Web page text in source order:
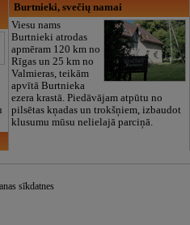
Burtnieki, svečių namai
Viesu nams
Burtnieki atrodas
apmēram 120 km no
Rīgas un 25 km no
Valmieras, teikām
apvītā Burtnieka
ezera krastā. Piedāvājam atpūtu no
pilsētas kņadas un trokšņiem, izbaudot
klusumu mūsu nelielajā parciņā.
sīkdatnes